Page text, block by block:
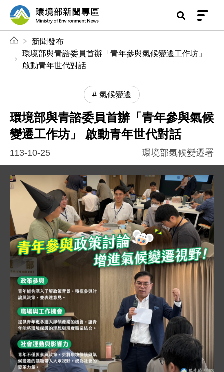
前往中央內容區塊
環境部新聞專區
新聞發布
環境部與青諮委員首辦「青年參與氣候變遷工作坊」
啟動青年世代對話
氣候變遷
環境部與青諮委員首辦「青年參與氣候
變遷工作坊」 啟動青年世代對話
113-10-25 環境部氣候變遷署